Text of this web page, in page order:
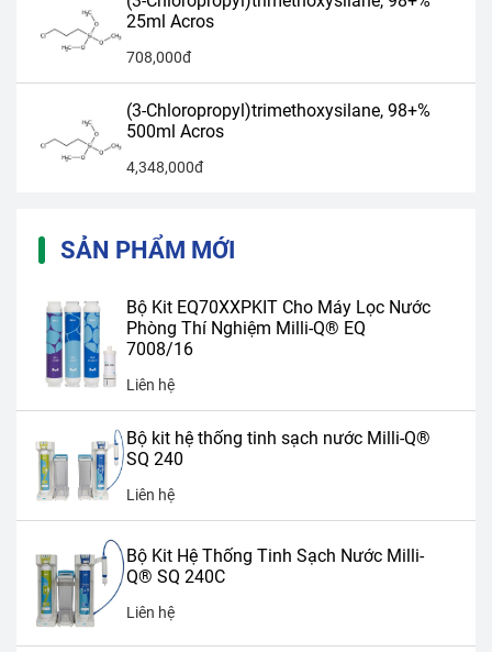
25ml Acros
708,000đ
(3-Chloropropyl)trimethoxysilane, 98+%
500ml Acros
4,348,000đ
SẢN PHẨM MỚI
Bộ Kit EQ70XXPKIT Cho Máy Lọc Nước
Phòng Thí Nghiệm Milli-Q® EQ
7008/16
Liên hệ
Bộ kit hệ thống tinh sạch nước Milli-Q®
SQ 240
Liên hệ
Bộ Kit Hệ Thống Tinh Sạch Nước Milli-
Q® SQ 240C
Liên hệ